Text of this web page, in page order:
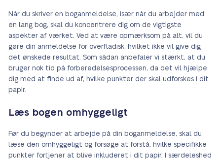
Når du skriver en boganmeldelse, især når du arbejder med
en lang bog, skal du koncentrere dig om de vigtigste
aspekter af værket. Ved at være opmærksom på alt, vil du
gøre din anmeldelse for overfladisk, hvilket ikke vil give dig
det ønskede resultat. Som sådan anbefaler vi stærkt, at du
bruger nok tid på forberedelsesprocessen, da det vil hjælpe
dig med at finde ud af, hvilke punkter der skal udforskes i dit
papir.
Læs bogen omhyggeligt
Før du begynder at arbejde på din boganmeldelse, skal du
læse den omhyggeligt og forsøge at forstå, hvilke specifikke
punkter fortjener at blive inkluderet i dit papir. I særdeleshed